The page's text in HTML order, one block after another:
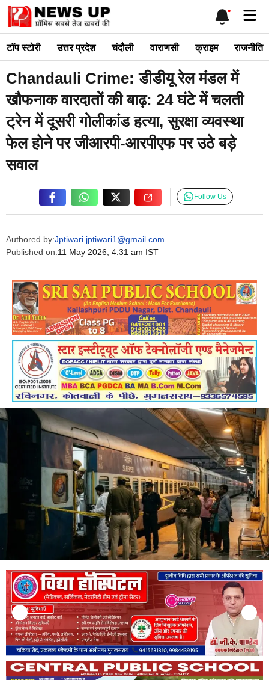
Skip
content
टाॅप स्टोरी उत्तर प्रदेश चंदौली वाराणसी क्राइम राजनीति
Chandauli Crime: डीडीयू रेल मंडल में
खौफनाक वारदातों की बाढ़: 24 घंटे में चलती
ट्रेन में दूसरी गोलीकांड हत्या, सुरक्षा व्यवस्था
फेल होने पर जीआरपी-आरपीएफ पर उठे बड़े
सवाल
Authored by:Jptiwari.jptiwari1@gmail.com
Published on:11 May 2026, 4:31 am IST
Follow Us